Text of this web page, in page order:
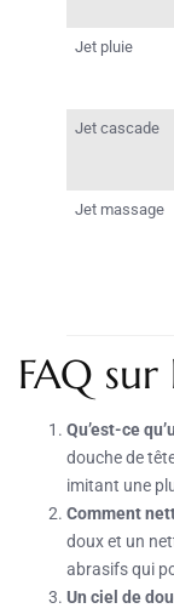
Jet pluie
Jet cascade
Jet massage
FAQ
Qu’est-ce
douche de
imitant une
Comment
doux et un
abrasifs qui
Un ciel de